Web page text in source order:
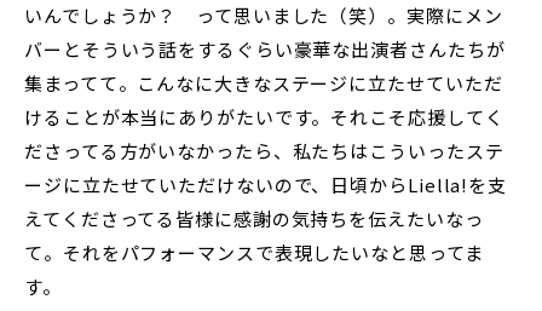
いんでしょうか？ って思いました（笑）。実際にメン
バーとそういう話をするぐらい豪華な出演者さんたちが
集まってて。こんなに大きなステージに立たせていただ
けることが本当にありがたいです。それこそ応援してく
ださってる方がいなかったら、私たちはこういったステ
ージに立たせていただけないので、日頃からLiella!を支
えてくださってる皆様に感謝の気持ちを伝えたいなっ
て。それをパフォーマンスで表現したいなと思ってま
す。